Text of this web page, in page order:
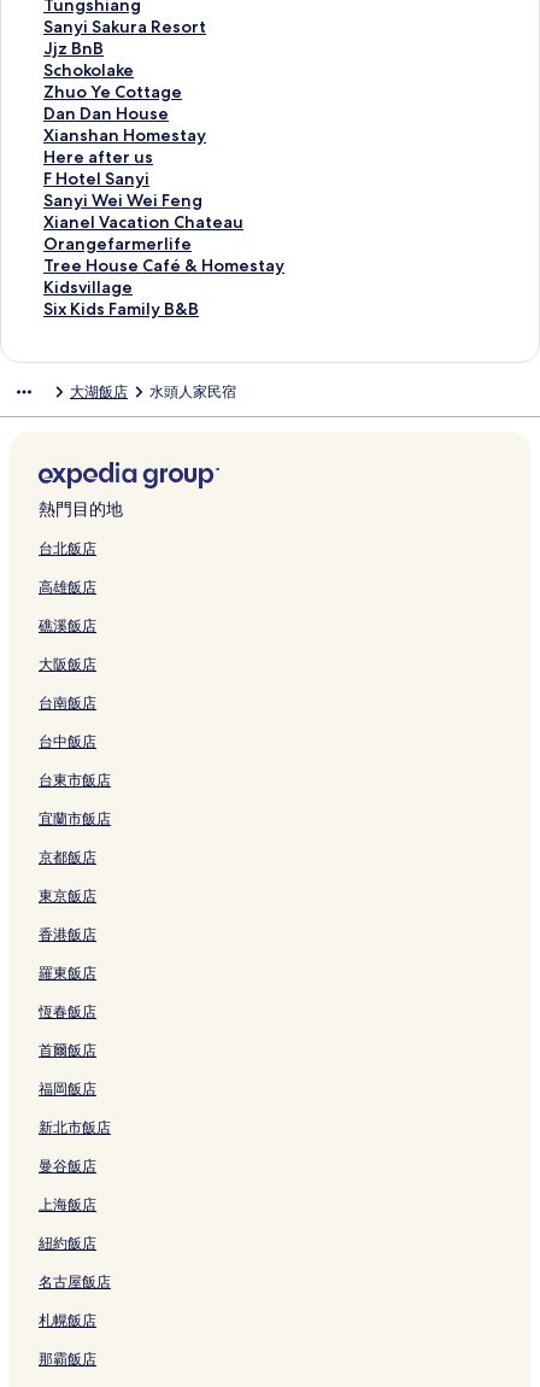
o
l
i
d
a
y
V
i
l
l
a
的
連
結
r
e
s
t
的
連
結
e
l
的
連
結
M
O
O
N
的
連
結
u
s
e
的
連
結
M
o
t
e
l
的
連
結
i
n
g
L
i
n
e
M
u
s
e
u
m
的
T
r
e
e
G
l
a
m
p
i
n
g
的
連
w
e
r
h
o
m
e
的
連
結
b
o
l
a
n
g
b
y
R
E
I
N
D
E
a
i
的
連
結
Tungshiang
u
n
g
s
h
i
a
n
g
的
連
結
Sanyi Sakura Resort
S
a
n
y
i
S
a
k
u
r
a
R
e
s
的
連
Jjz BnB
J
j
z
B
n
B
的
連
結
Schokolake
S
c
h
o
k
o
l
a
k
e
的
連
Zhuo Ye Cottage
Z
h
u
o
Y
e
C
o
t
t
a
連
結
Dan Dan House
D
a
n
D
a
n
H
o
u
s
結
Xianshan Homestay
X
i
a
n
s
h
a
n
H
t
的
連
結
Here after us
H
e
r
e
a
f
t
e
的
連
F Hotel Sanyi
F
H
o
t
e
l
S
的
Sanyi Wei Wei Feng
S
a
n
y
i
W
i
n
g
的
連
Xianel Vacation Chateau
X
i
a
n
e
a
o
n
C
h
t
a
u
的
連
Orangefarmerlife
O
r
a
n
r
r
l
i
f
的
結
Tree House Café & Homestay
T
r
e
s
a
f
é
&
o
e
s
t
a
的
結
Kidsvillage
K
i
l
g
e
的
連
Six Kids Family B&B
S
d
a
m
i
l
B
B
的
連
結
大湖飯店 水頭人家民宿
熱門目的地
台北飯店
高雄飯店
礁溪飯店
大阪飯店
台南飯店
台中飯店
台東市飯店
宜蘭市飯店
京都飯店
東京飯店
香港飯店
羅東飯店
恆春飯店
首爾飯店
福岡飯店
新北市飯店
曼谷飯店
上海飯店
紐約飯店
名古屋飯店
札幌飯店
那霸飯店